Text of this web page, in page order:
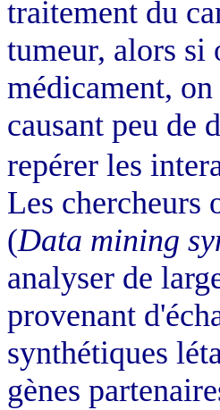
traitement du
tumeur, alors si
médicament,
causant peu de
repérer les
Les
(Data mining
analyser de
provenant
synthétiques
gènes